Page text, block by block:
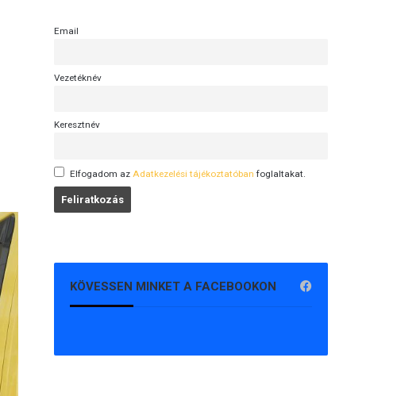
Email
Vezetéknév
Keresztnév
Elfogadom az Adatkezelési tájékoztatóban foglaltakat.
KÖVESSEN MINKET A FACEBOOKON